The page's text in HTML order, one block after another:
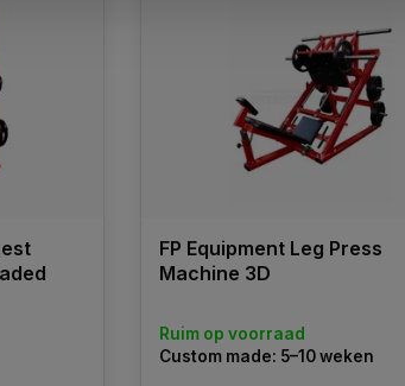
FP Equipment Leg Press
Machine 3D
Ruim op voorraad
Custom made: 5–10 weken